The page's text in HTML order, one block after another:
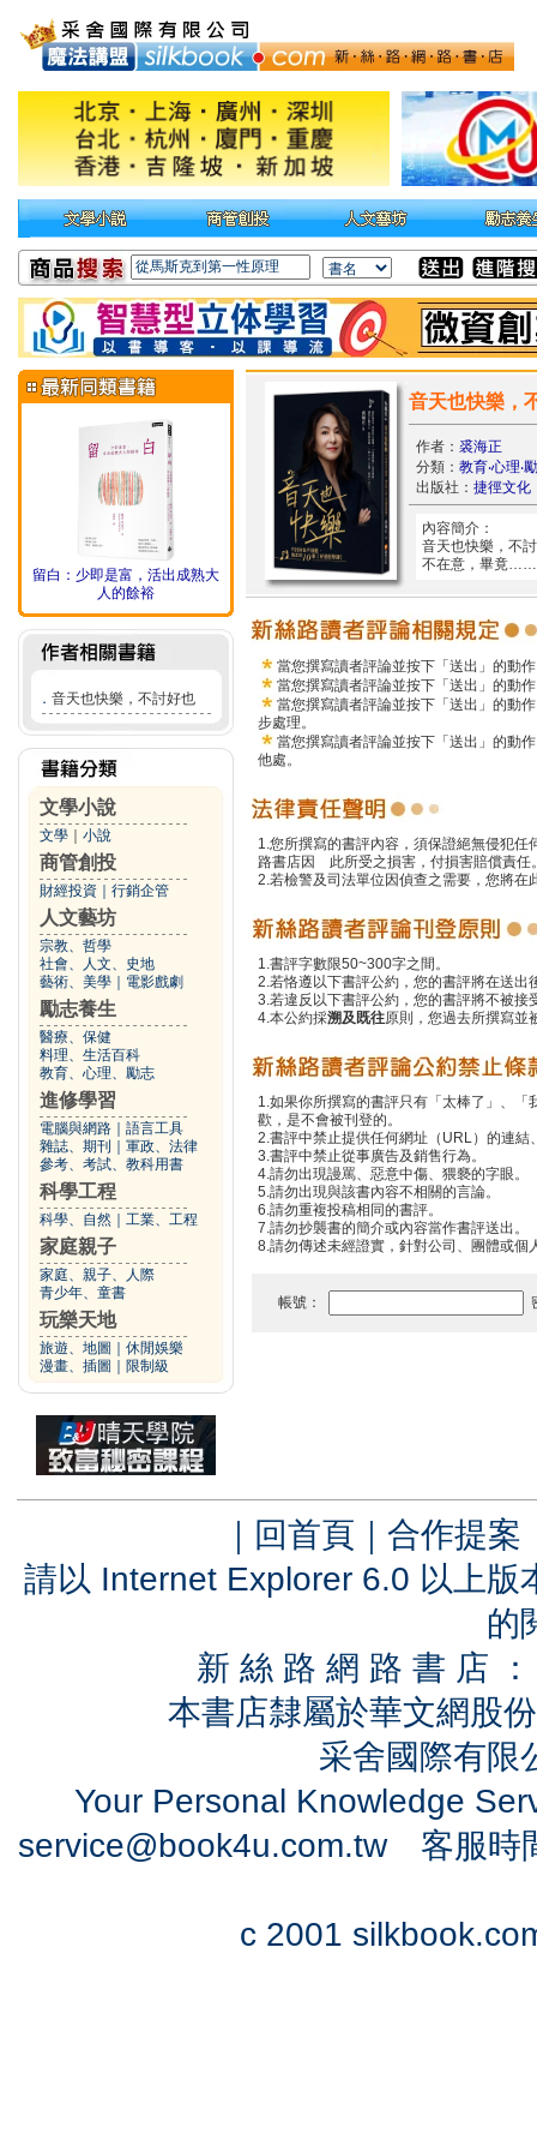
留白：少即是富，活出成熟大
人的餘裕
． 音天也快樂，不討好也
文學小說
文學 小說
商管創投
財經投資 行銷企管
人文藝坊
宗教、哲學
社會、人文、史地
藝術、美學
電影戲劇
勵志養生
醫療、保健
料理、生活百科
教育、心理、勵志
進修學習
電腦與網路
語言工具
雜誌、期刊
軍政、法律
參考、考試、教科用書
科學工程
科學、自然 工業、工程
家庭親子
家庭、親子、人際
青少年、童書
玩樂天地
旅遊、地圖
休閒娛樂
漫畫、插圖
限制級
音天也快樂，
作者： 裘海正
分類： 教育‧心理‧
出版社： 捷徑文化
內容簡介：
音天也快樂，不
不在意，畢竟……
當您撰寫讀者評論並按下「送出」的動
當您撰寫讀者評論並按下「送出」的動
當您撰寫讀者評論並按下「送出」的動
步處理。
當您撰寫讀者評論並按下「送出」的動
他處。
1.您所撰寫的書評內容，須保證絕無侵犯
路書店因 此所受之損害，付損害賠償責任
2.若檢警及司法單位因偵查之需要，您將
1.書評字數限50~300字之間。
2.若恪遵以下書評公約，您的書評將在送
3.若違反以下書評公約，您的書評將不被接
4.本公約採溯及既往原則，您過去所撰寫並
1.如果你所撰寫的書評只有「太棒了」、
歡，是不會被刊登的。
2.書評中禁止提供任何網址（URL）的連結
3.書評中禁止從事廣告及銷售行為。
4.請勿出現謾罵、惡意中傷、猥褻的字眼。
5.請勿出現與該書內容不相關的言論。
6.請勿重複投稿相同的書評。
7.請勿抄襲書的簡介或內容當作書評送出。
8.請勿傳述未經證實，針對公司、團體或個
帳號：
｜ 回首頁 ｜ 合作提案
請以 Internet Explorer 6.0 以上
的
新 絲 路 網 路 書 店
本書店隸屬於華文網股
采舍國際有
Your Personal Knowledge
service@book4u.com.tw客服時
c 2001